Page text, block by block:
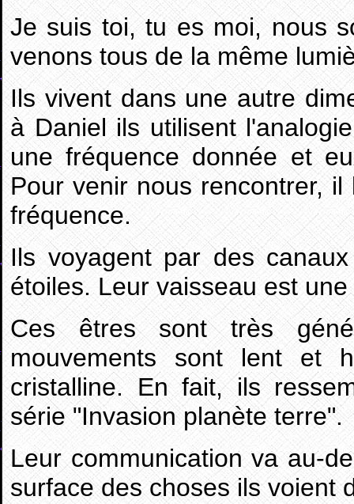
Je suis toi, tu es moi, nous
venons tous de la même
Ils vivent dans une autre
à Daniel ils utilisent
une fréquence donnée et
Pour venir nous rencontrer,
fréquence.
Ils voyagent par des
étoiles. Leur vaisseau est
Ces êtres sont très
mouvements sont lent et
cristalline. En fait, ils
série "Invasion planète terre".
Leur communication va au-
surface des choses ils voient